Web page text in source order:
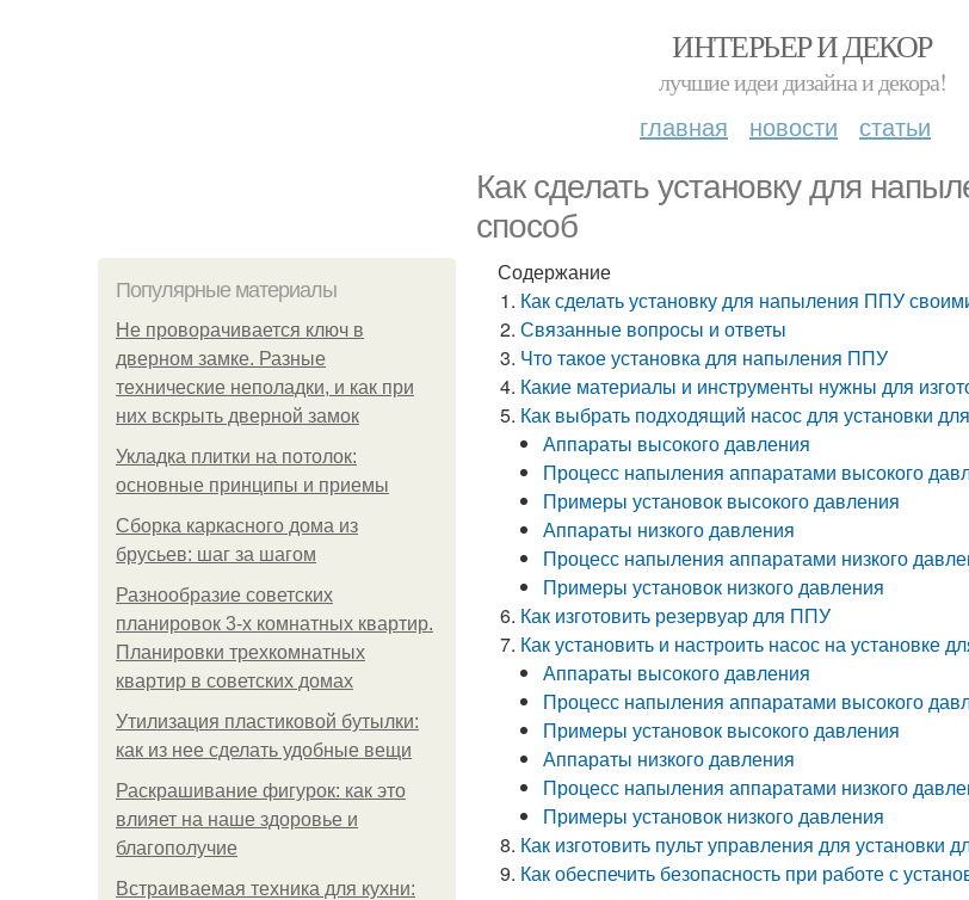
ИНТЕРЬЕР И ДЕКОР
лучшие идеи дизайна и декора!
главная новости статьи
Как сделать установку для
способ
Популярные материалы
Не проворачивается ключ в
дверном замке. Разные
технические неполадки, и как при
них вскрыть дверной замок
Укладка плитки на потолок:
основные принципы и приемы
Сборка каркасного дома из
брусьев: шаг за шагом
Разнообразие советских
планировок 3-х комнатных квартир.
Планировки трехкомнатных
квартир в советских домах
Утилизация пластиковой бутылки:
как из нее сделать удобные вещи
Раскрашивание фигурок: как это
влияет на наше здоровье и
благополучие
Встраиваемая техника для кухни:
Содержание
Как сделать установку для напыления ППУ
Связанные вопросы и ответы
Что такое установка для напыления ППУ
Какие материалы и инструменты нужны для
Как выбрать подходящий насос для установки
Аппараты высокого давления
Процесс напыления аппаратами высокого
Примеры установок высокого давления
Аппараты низкого давления
Процесс напыления аппаратами низкого
Примеры установок низкого давления
Как изготовить резервуар для ППУ
Как установить и настроить насос на установке
Аппараты высокого давления
Процесс напыления аппаратами высокого
Примеры установок высокого давления
Аппараты низкого давления
Процесс напыления аппаратами низкого
Примеры установок низкого давления
Как изготовить пульт управления для
Как обеспечить безопасность при работе с